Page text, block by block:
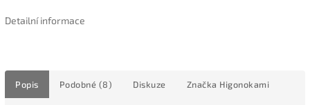
Detailní informace
Popis Podobné (8) Diskuze Značka Higonokami